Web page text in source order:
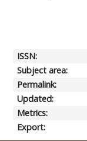
ISSN:
Subject area:
Permalink:
Updated:
Metrics:
Export: